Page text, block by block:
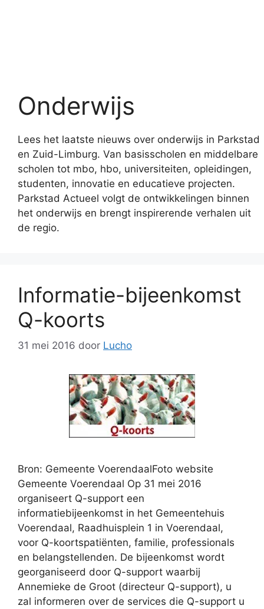
Onderwijs
Lees het laatste nieuws over onderwijs in Parkstad
en Zuid-Limburg. Van basisscholen en middelbare
scholen tot mbo, hbo, universiteiten, opleidingen,
studenten, innovatie en educatieve projecten.
Parkstad Actueel volgt de ontwikkelingen binnen
het onderwijs en brengt inspirerende verhalen uit
de regio.
Informatie-bijeenkomst
Q-koorts
31 mei 2016 door Lucho
Bron: Gemeente VoerendaalFoto website
Gemeente Voerendaal Op 31 mei 2016
organiseert Q-support een
informatiebijeenkomst in het Gemeentehuis
Voerendaal, Raadhuisplein 1 in Voerendaal,
voor Q-koortspatiënten, familie, professionals
en belangstellenden. De bijeenkomst wordt
georganiseerd door Q-support waarbij
Annemieke de Groot (directeur Q-support), u
zal informeren over de services die Q-support u